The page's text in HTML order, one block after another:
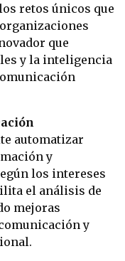
retos únicos que
que
y la inteligencia
automatizar
y
los intereses
el análisis de
mejoras
y